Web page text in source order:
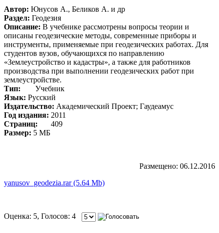
Автор: Юнусов А., Беликов А. и др
Раздел: Геодезия
Описание: В учебнике рассмотрены вопросы теории и
описаны геодезические методы, современные приборы и
инструменты, применяемые при геодезических работах. Для
студентов вузов, обучающихся по направлению
«Землеустройство и кадастры», а также для работников
производства при выполнении геодезических работ при
землеустройстве.
Тип:
Учебник
Язык: Русский
Издательство: Академический Проект; Гаудеамус
Год издания: 2011
Cтраниц:
409
Размер: 5 МБ
Размещено: 06.12.2016
yanusov_geodezia.rar (5.64 Mb)
Оценка: 5, Голосов: 4